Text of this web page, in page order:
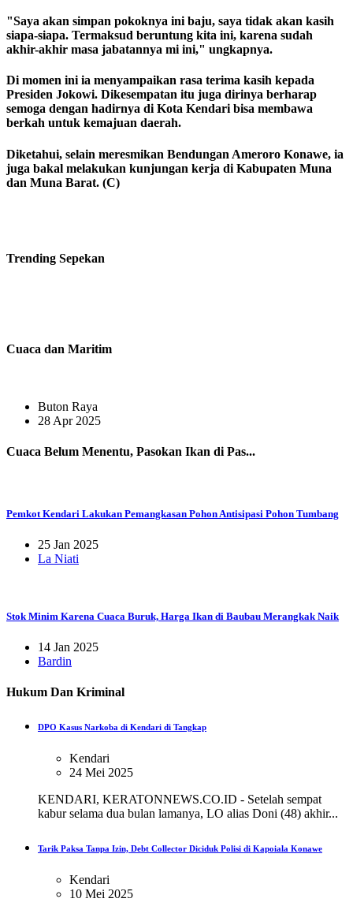
"Saya akan simpan pokoknya ini baju, saya tidak akan kasih
siapa-siapa. Termaksud beruntung kita ini, karena sudah
akhir-akhir masa jabatannya mi ini," ungkapnya.
Di momen ini ia menyampaikan rasa terima kasih kepada
Presiden Jokowi. Dikesempatan itu juga dirinya berharap
semoga dengan hadirnya di Kota Kendari bisa membawa
berkah untuk kemajuan daerah.
Diketahui, selain meresmikan Bendungan Ameroro Konawe, ia
juga bakal melakukan kunjungan kerja di Kabupaten Muna
dan Muna Barat. (C)
Trending Sepekan
Cuaca dan Maritim
Buton Raya
28 Apr 2025
Cuaca Belum Menentu, Pasokan Ikan di Pas...
Pemkot Kendari Lakukan Pemangkasan Pohon Antisipasi Pohon Tumbang
25 Jan 2025
La Niati
Stok Minim Karena Cuaca Buruk, Harga Ikan di Baubau Merangkak Naik
14 Jan 2025
Bardin
Hukum Dan Kriminal
DPO Kasus Narkoba di Kendari di Tangkap
Kendari
24 Mei 2025
KENDARI, KERATONNEWS.CO.ID - Setelah sempat
kabur selama dua bulan lamanya, LO alias Doni (48) akhir...
Tarik Paksa Tanpa Izin, Debt Collector Diciduk Polisi di Kapoiala Konawe
Kendari
10 Mei 2025